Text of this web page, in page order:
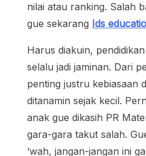
nilai atau ranking. Salah
gue sekarang Ids
Harus diakuin,
selalu jadi jaminan. Dari
penting justru kebiasaan
ditanamin sejak kecil.
anak gue dikasih PR
gara-gara takut salah.
‘wah, jangan-jangan ini